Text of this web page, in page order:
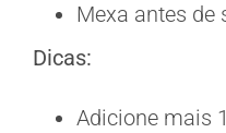
Mexa antes de
Dicas:
Adicione mais